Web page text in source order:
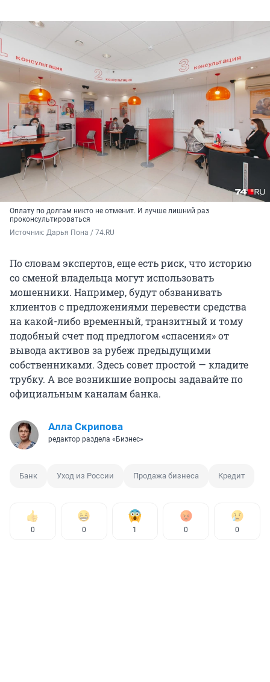
Оплату по долгам никто не отменит. И лучше лишний раз
проконсультироваться
Источник: Дарья Пона / 74.RU
По словам экспертов, еще есть риск, что историю
со сменой владельца могут использовать
мошенники. Например, будут обзванивать
клиентов с предложениями перевести средства
на какой-либо временный, транзитный и тому
подобный счет под предлогом «спасения» от
вывода активов за рубеж предыдущими
собственниками. Здесь совет простой — кладите
трубку. А все возникшие вопросы задавайте по
официальным каналам банка.
Алла Скрипова
редактор раздела «Бизнес»
Банк Уход из России Продажа бизнеса Кредит
0 0 1 0 0